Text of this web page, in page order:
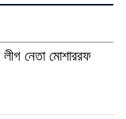
নেতা মোশাররফ